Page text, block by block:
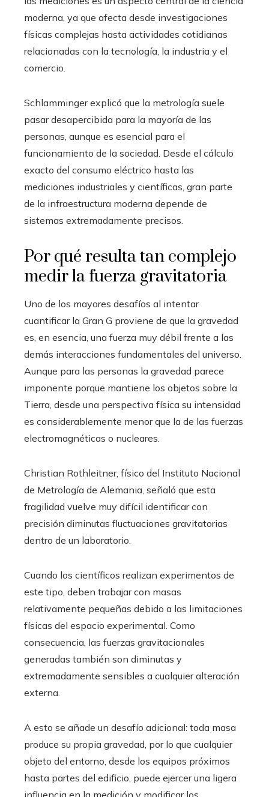
moderna, ya que afecta desde investigaciones
físicas complejas hasta actividades cotidianas
relacionadas con la tecnología, la industria y el
comercio.
Schlamminger explicó que la metrología suele
pasar desapercibida para la mayoría de las
personas, aunque es esencial para el
funcionamiento de la sociedad. Desde el cálculo
exacto del consumo eléctrico hasta las
mediciones industriales y científicas, gran parte
de la infraestructura moderna depende de
sistemas extremadamente precisos.
Por qué resulta tan complejo
medir la fuerza gravitatoria
Uno de los mayores desafíos al intentar
cuantificar la Gran G proviene de que la gravedad
es, en esencia, una fuerza muy débil frente a las
demás interacciones fundamentales del universo.
Aunque para las personas la gravedad parece
imponente porque mantiene los objetos sobre la
Tierra, desde una perspectiva física su intensidad
es considerablemente menor que la de las fuerzas
electromagnéticas o nucleares.
Christian Rothleitner, físico del Instituto Nacional
de Metrología de Alemania, señaló que esta
fragilidad vuelve muy difícil identificar con
precisión diminutas fluctuaciones gravitatorias
dentro de un laboratorio.
Cuando los científicos realizan experimentos de
este tipo, deben trabajar con masas
relativamente pequeñas debido a las limitaciones
físicas del espacio experimental. Como
consecuencia, las fuerzas gravitacionales
generadas también son diminutas y
extremadamente sensibles a cualquier alteración
externa.
A esto se añade un desafío adicional: toda masa
produce su propia gravedad, por lo que cualquier
objeto del entorno, desde los equipos próximos
hasta partes del edificio, puede ejercer una ligera
influencia en la medición y modificar los